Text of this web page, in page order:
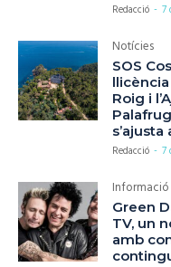
Redacció - 7
Notícies
SOS
Roig i
Redacció - 7
Green
TV, un
amb